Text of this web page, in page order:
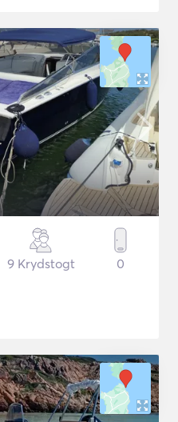
9 Krydstogt 0